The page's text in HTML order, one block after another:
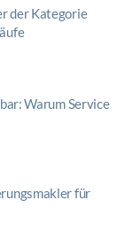
der Kategorie
Warum Service
für